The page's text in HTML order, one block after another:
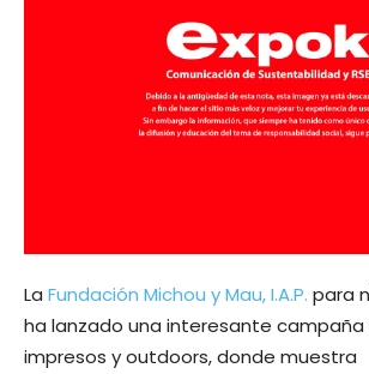
La Fundación Michou y Mau, I.A.P. para
ha lanzado una interesante campaña
impresos y outdoors, donde muestra